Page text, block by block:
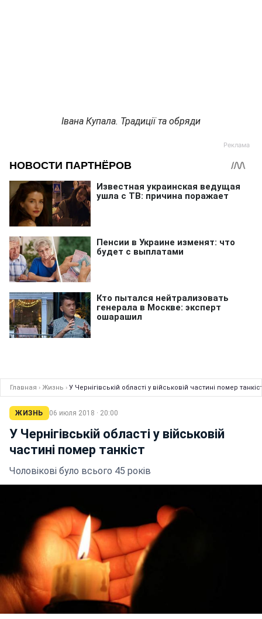
Івана Купала. Традиції та обряди
Главная › Жизнь › У Чернігівській області у військовій частині помер
ЖИЗНЬ 06 июля 2018 · 20:00
У Чернігівській області у військовій
частині помер танкіст
Чоловікові було всього 45 років